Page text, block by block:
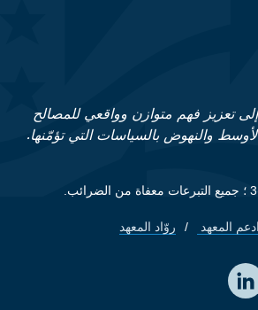
تعزيز فهم متوازن وواقعي للمصالح
والنهوض بالسياسات التي تؤمّنها.
ادعم المعهد روّاد المعهد
The Washington
The Washington
The Washington Institute on
The Washington Institute on LinkedIn